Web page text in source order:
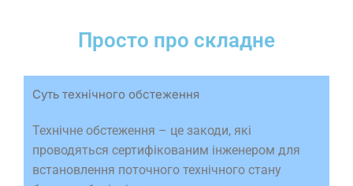
Просто про складне
Суть технічного обстеження
Технічне обстеження – це закоди, які
проводяться сертифікованим інженером для
встановлення поточного технічного стану